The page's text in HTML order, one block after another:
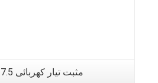
مثبت تيار كهربائى 7.5ك انالوج